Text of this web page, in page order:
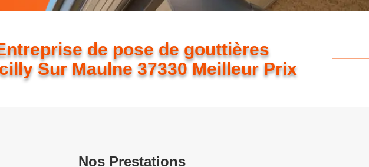
de pose de gouttières
Sur Maulne 37330 Meilleur Prix
Nos Prestations